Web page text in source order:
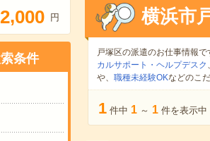
2,000 円
条件
横浜市
戸塚区の派遣のお仕事情報で
カルサポート・ヘルプデスク 、
や、 職種未経験OKなどのこ
1 件中 1 ～ 1 件を表示中